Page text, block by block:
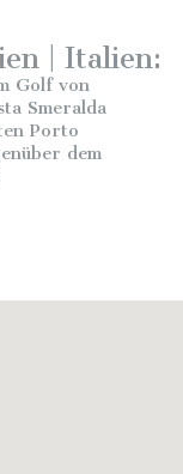
| Italien:
Golf von
Smeralda
Porto
dem